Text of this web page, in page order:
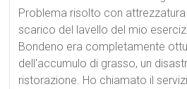
Problema risolto con
scarico del lavello del mio
Bondeno era completamente
dell'accumulo di grasso, un
ristorazione. Ho chiamato il